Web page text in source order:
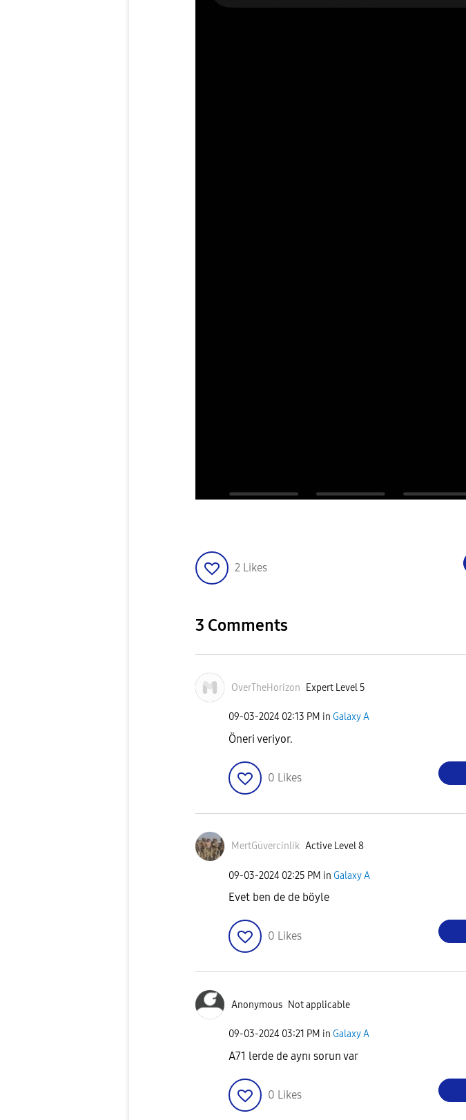
2 Likes
3 Comments
OverTheHorizon Expert Level 5
‎09-03-2024 02:13 PM in Galaxy A
Öneri veriyor.
0 Likes
MertGüvercinlik Active Level 8
‎09-03-2024 02:25 PM in Galaxy A
Evet ben de de böyle
0 Likes
Anonymous Not applicable
‎09-03-2024 03:21 PM in Galaxy A
A71 lerde de aynı sorun var
0 Likes